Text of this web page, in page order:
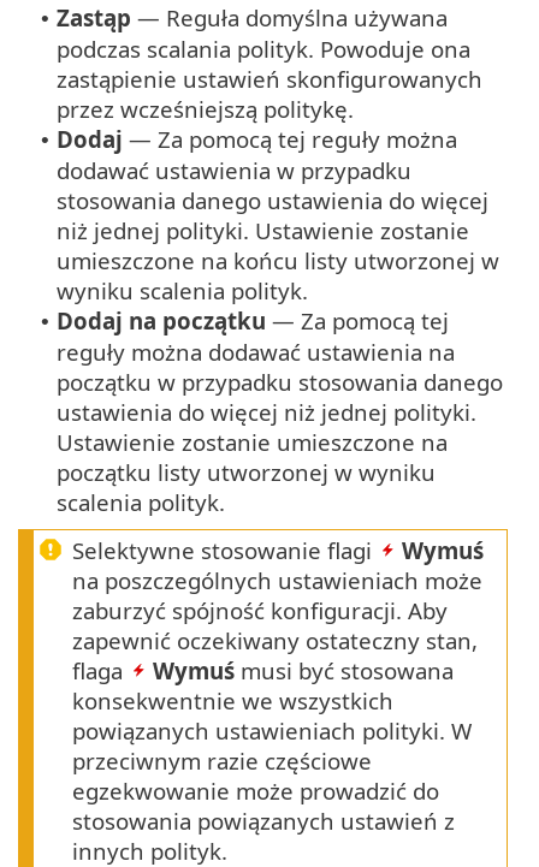
• Zastąp — Reguła domyślna używana
podczas scalania polityk. Powoduje ona
zastąpienie ustawień skonfigurowanych
przez wcześniejszą politykę.
• Dodaj — Za pomocą tej reguły można
dodawać ustawienia w przypadku
stosowania danego ustawienia do więcej
niż jednej polityki. Ustawienie zostanie
umieszczone na końcu listy utworzonej w
wyniku scalenia polityk.
• Dodaj na początku — Za pomocą tej
reguły można dodawać ustawienia na
początku w przypadku stosowania danego
ustawienia do więcej niż jednej polityki.
Ustawienie zostanie umieszczone na
początku listy utworzonej w wyniku
scalenia polityk.
Selektywne stosowanie flagi
Wymuś
na poszczególnych ustawieniach może
zaburzyć spójność konfiguracji. Aby
zapewnić oczekiwany ostateczny stan,
flaga
Wymuś musi być stosowana
konsekwentnie we wszystkich
powiązanych ustawieniach polityki. W
przeciwnym razie częściowe
egzekwowanie może prowadzić do
stosowania powiązanych ustawień z
innych polityk.